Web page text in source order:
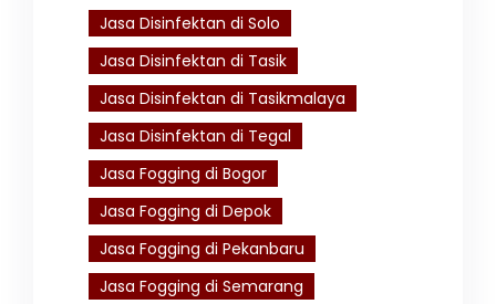
Jasa Disinfektan di Solo
Jasa Disinfektan di Tasik
Jasa Disinfektan di Tasikmalaya
Jasa Disinfektan di Tegal
Jasa Fogging di Bogor
Jasa Fogging di Depok
Jasa Fogging di Pekanbaru
Jasa Fogging di Semarang